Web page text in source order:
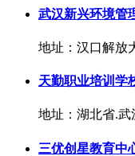
武汉新兴环境管
地址：汉口解放
天勤职业培训学
地址：湖北省.武
三优创星教育中